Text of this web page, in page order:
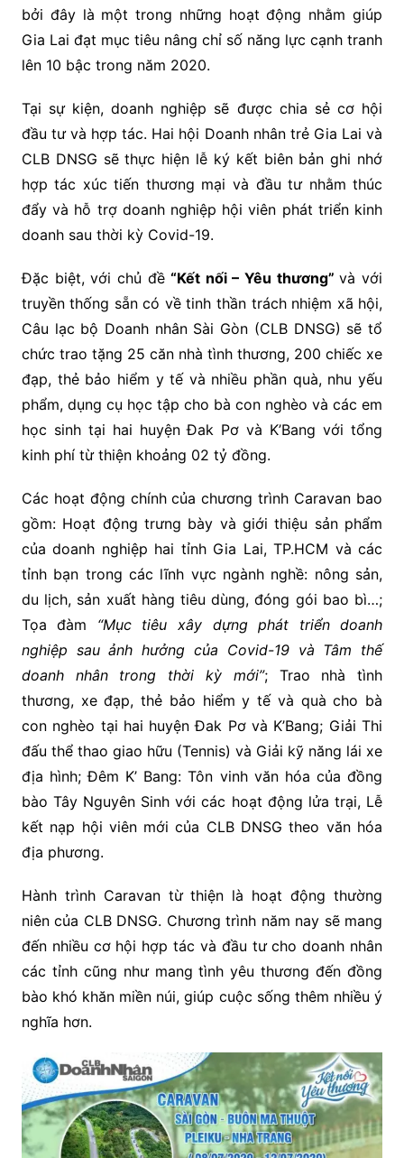
bởi đây là một trong những hoạt động nhằm giúp
Gia Lai đạt mục tiêu nâng chỉ số năng lực cạnh tranh
lên 10 bậc trong năm 2020.
Tại sự kiện, doanh nghiệp sẽ được chia sẻ cơ hội
đầu tư và hợp tác. Hai hội Doanh nhân trẻ Gia Lai và
CLB DNSG sẽ thực hiện lễ ký kết biên bản ghi nhớ
hợp tác xúc tiến thương mại và đầu tư nhằm thúc
đẩy và hỗ trợ doanh nghiệp hội viên phát triển kinh
doanh sau thời kỳ Covid-19.
Đặc biệt, với chủ đề“Kết nối – Yêu thương”và với
truyền thống sẵn có về tinh thần trách nhiệm xã hội,
Câu lạc bộ Doanh nhân Sài Gòn (CLB DNSG) sẽ tổ
chức trao tặng 25 căn nhà tình thương, 200 chiếc xe
đạp, thẻ bảo hiểm y tế và nhiều phần quà, nhu yếu
phẩm, dụng cụ học tập cho bà con nghèo và các em
học sinh tại hai huyện Đak Pơ và K’Bang với tổng
kinh phí từ thiện khoảng 02 tỷ đồng.
Các hoạt động chính của chương trình Caravan bao
gồm: Hoạt động trưng bày và giới thiệu sản phẩm
của doanh nghiệp hai tỉnh Gia Lai, TP.HCM và các
tỉnh bạn trong các lĩnh vực ngành nghề: nông sản,
du lịch, sản xuất hàng tiêu dùng, đóng gói bao bì…;
Tọa đàm “Mục tiêu xây dựng phát triển doanh
nghiệp sau ảnh hưởng của Covid-19 và Tâm thế
doanh nhân trong thời kỳ mới”; Trao nhà tình
thương, xe đạp, thẻ bảo hiểm y tế và quà cho bà
con nghèo tại hai huyện Đak Pơ và K’Bang; Giải Thi
đấu thể thao giao hữu (Tennis) và Giải kỹ năng lái xe
địa hình; Đêm K’ Bang: Tôn vinh văn hóa của đồng
bào Tây Nguyên Sinh với các hoạt động lửa trại, Lễ
kết nạp hội viên mới của CLB DNSG theo văn hóa
địa phương.
Hành trình Caravan từ thiện là hoạt động thường
niên của CLB DNSG. Chương trình năm nay sẽ mang
đến nhiều cơ hội hợp tác và đầu tư cho doanh nhân
các tỉnh cũng như mang tình yêu thương đến đồng
bào khó khăn miền núi, giúp cuộc sống thêm nhiều ý
nghĩa hơn.